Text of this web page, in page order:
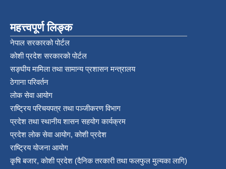
महत्त्वपूर्ण लिङ्क
नेपाल सरकारको पोर्टल
कोशी प्रदेश सरकारको पोर्टल
सङ्‍घीय मामिला तथा सामान्य प्रशासन मन्त्रालय
ठेगाना परिवर्तन
लोक सेवा आयोग
राष्ट्रिय परिचयपत्र तथा पञ्‍जीकरण विभाग
प्रदेश तथा स्थानीय शासन सहयोग कार्यक्रम
प्रदेश लोक सेवा आयोग, कोशी प्रदेश
राष्ट्रिय योजना आयोग
कृषि बजार, कोशी प्रदेश (दैनिक तरकारी तथा फलफुल मुल्यका लागि)